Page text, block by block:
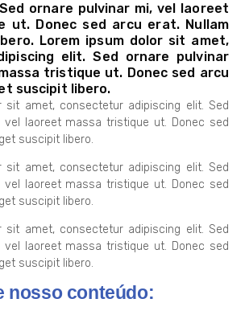
ornare pulvinar mi, vel laoreet
ut. Donec sed arcu erat. Nullam
Lorem ipsum dolor sit amet,
elit. Sed ornare pulvinar
tristique ut. Donec sed arcu
suscipit libero.
sit amet, consectetur adipiscing elit. Sed
vel laoreet massa tristique ut. Donec sed
suscipit libero.
sit amet, consectetur adipiscing elit. Sed
vel laoreet massa tristique ut. Donec sed
suscipit libero.
sit amet, consectetur adipiscing elit. Sed
vel laoreet massa tristique ut. Donec sed
suscipit libero.
nosso conteúdo: